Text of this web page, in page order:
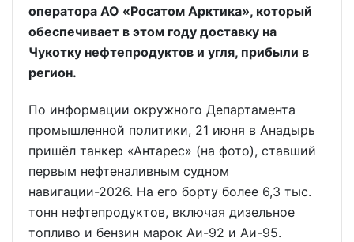
оператора АО «Росатом Арктика», который
обеспечивает в этом году доставку на
Чукотку нефтепродуктов и угля, прибыли в
регион.
По информации окружного Департамента
промышленной политики, 21 июня в Анадырь
пришёл танкер «Антарес» (на фото), ставший
первым нефтеналивным судном
навигации-2026. На его борту более 6,3 тыс.
тонн нефтепродуктов, включая дизельное
топливо и бензин марок Аи-92 и Аи-95.